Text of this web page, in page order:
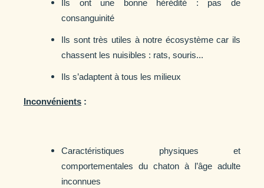
Ils ont une bonne hérédité : pas de
consanguinité
Ils sont très utiles à notre écosystème car ils
chassent les nuisibles : rats, souris...
Ils s’adaptent à tous les milieux
Inconvénients :
Caractéristiques physiques et
comportementales du chaton à l’âge adulte
inconnues